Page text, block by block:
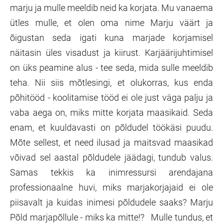
marju ja mulle meeldib neid ka korjata. Mu vanaema
ütles mulle, et olen oma nime Marju väärt ja
õigustan seda igati kuna marjade korjamisel
näitasin üles visadust ja kiirust. Karjäärijuhtimisel
on üks peamine alus - tee seda, mida sulle meeldib
teha. Nii siis mõtlesingi, et olukorras, kus enda
põhitööd - koolitamise tööd ei ole just väga palju ja
vaba aega on, miks mitte korjata maasikaid. Seda
enam, et kuuldavasti on põldudel töökäsi puudu.
Mõte sellest, et need ilusad ja maitsvad maasikad
võivad sel aastal põldudele jäädagi, tundub valus.
Samas tekkis ka inimressursi arendajana
professionaalne huvi, miks marjakorjajaid ei ole
piisavalt ja kuidas inimesi põldudele saaks? Marju
Põld marjapõllule - miks ka mitte!? Mulle tundus, et